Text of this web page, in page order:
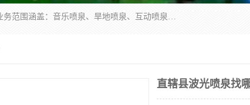
湖北奇通瑞科技有限公司（penquan.cn.b2b168.com）业务范围涵盖：音乐喷泉、旱地喷泉、互动喷泉、喷泉设计及灯光水秀等各类水景工程，广泛应用于公园、城市广场、商业综合体、旅游景区、住宅社区等领域。
直辖县波光喷泉找